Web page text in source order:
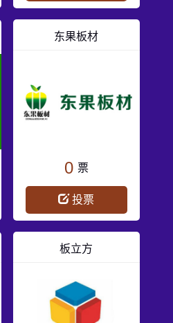
东果板材
0 票
投票
板立方